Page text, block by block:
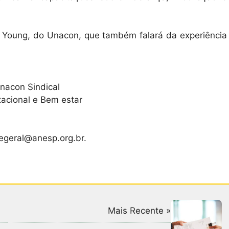
do Unacon, que também falará da experiência
Sindical
e Bem estar
Mais Recente »